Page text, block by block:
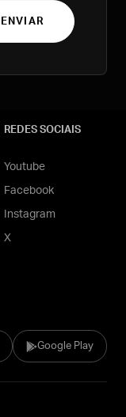
ENVIAR
Google Play
REDES SOCIAIS
Youtube
Facebook
Instagram
X